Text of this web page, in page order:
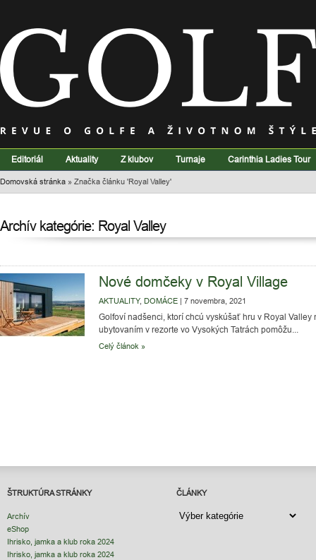
Editoriál Aktuality Z klubov Turnaje Carinthia Ladies Tour
Domovská stránka » Značka článku 'Royal Valley'
Archív kategórie: Royal Valley
Nové domčeky v Royal Village
AKTUALITY, DOMÁCE | 7 novembra, 2021
Golfoví nadšenci, ktorí chcú vyskúšať hru v Royal
ubytovaním v rezorte vo Vysokých Tatrách pomôžu...
Celý článok »
ŠTRUKTÚRA STRÁNKY
Archív
eShop
Ihrisko, jamka a klub roka 2024
Ihrisko, jamka a klub roka 2024
ČLÁNKY
ČLÁNKY